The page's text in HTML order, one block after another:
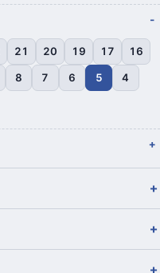
21 20 19 17 16
8 7 6 5 4